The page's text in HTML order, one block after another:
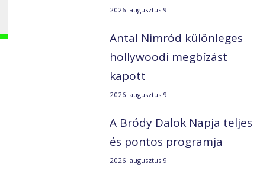
2026. augusztus 9.
Antal Nimród különleges
hollywoodi megbízást
kapott
2026. augusztus 9.
A Bródy Dalok Napja teljes
és pontos programja
2026. augusztus 9.